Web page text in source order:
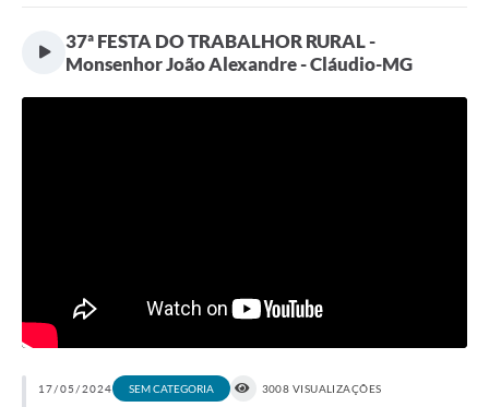
37ª FESTA DO TRABALHOR RURAL -
Monsenhor João Alexandre - Cláudio-MG
17/05/2024 SEM CATEGORIA 3008 VISUALIZAÇÕES